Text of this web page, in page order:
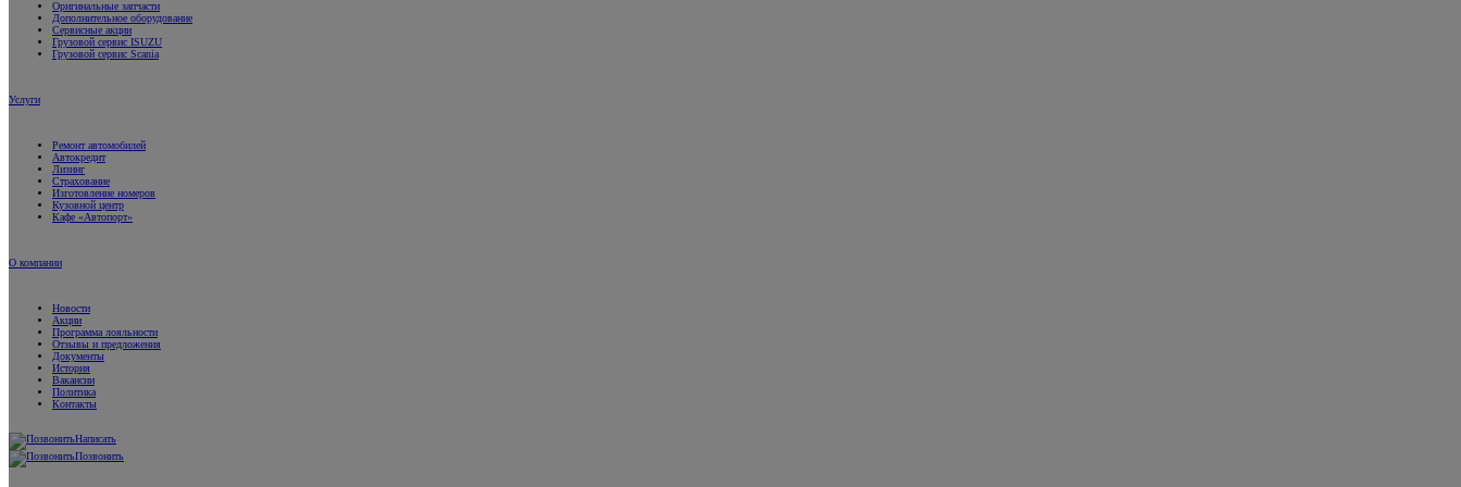
Оригинальные запчасти
Дополнительное оборудование
Сервисные акции
Грузовой сервис ISUZU
Грузовой сервис Scania
Услуги
Ремонт автомобилей
Автокредит
Лизинг
Страхование
Изготовление номеров
Кузовной центр
Кафе «Автопорт»
О компании
Новости
Акции
Программа лояльности
Отзывы и предложения
Документы
История
Вакансии
Политика
Контакты
Написать
Позвонить